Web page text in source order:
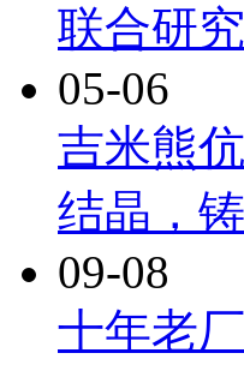
联合研
05-06
吉米熊
结晶，
09-08
十年老